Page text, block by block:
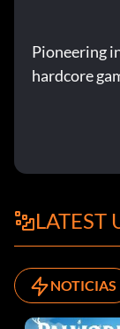
Pioneering
hardcore
LATEST
NOTICIAS